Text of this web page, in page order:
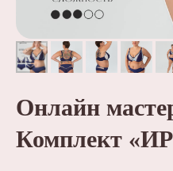
Онлайн
Комплект